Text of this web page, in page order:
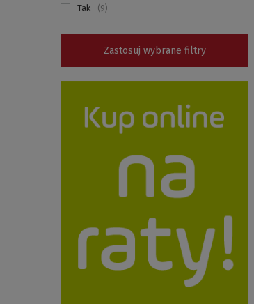
Tak 9
Zastosuj wybrane filtry